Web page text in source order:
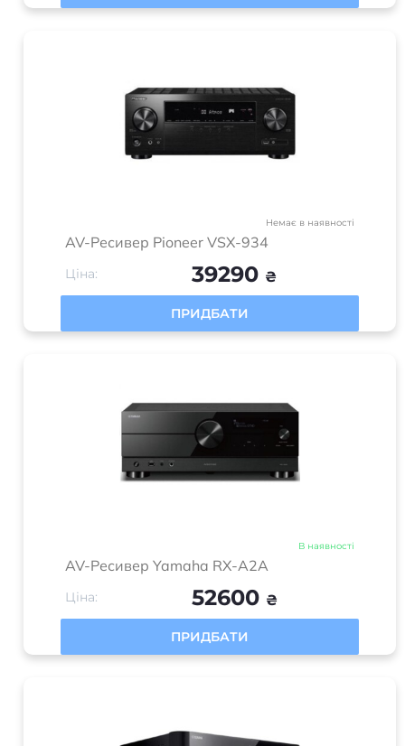
Немає в наявності
AV-Ресивер Pioneer VSX-934
Ціна: 39290 ₴
ПРИДБАТИ
В наявності
AV-Ресивер Yamaha RX-A2A
Ціна: 52600 ₴
ПРИДБАТИ